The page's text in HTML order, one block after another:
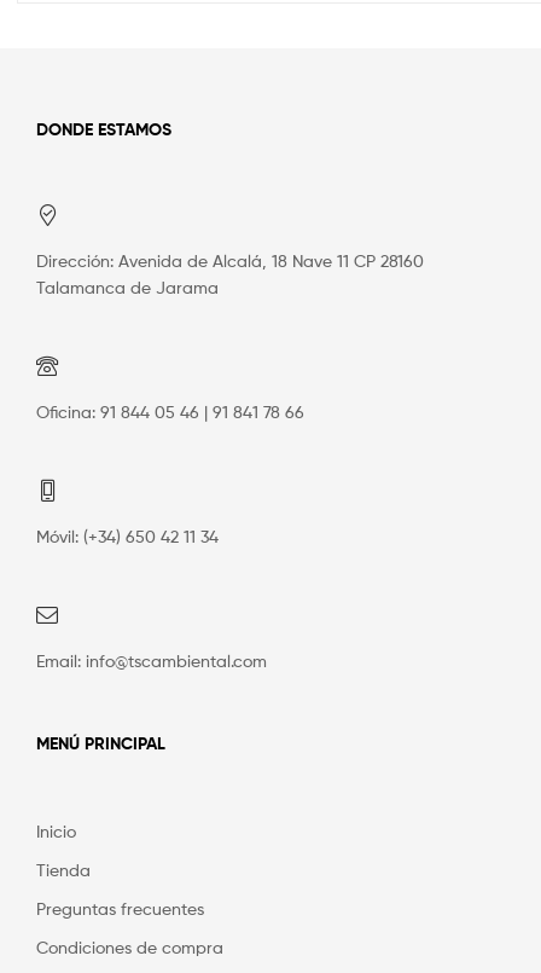
DONDE ESTAMOS
Dirección: Avenida de Alcalá, 18 Nave 11 CP 28160
Talamanca de Jarama
Oficina: 91 844 05 46 | 91 841 78 66
Móvil: (+34) 650 42 11 34
Email: info@tscambiental.com
MENÚ PRINCIPAL
Inicio
Tienda
Preguntas frecuentes
Condiciones de compra